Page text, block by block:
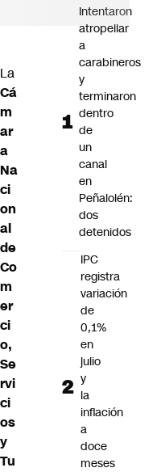
La
Cá
m
ar
a
Na
ci
on
al
de
Co
m
er
ci
o,
Se
rvi
ci
os
y
Tu
Intentaron
atropellar
a
carabineros
y
terminaron
dentro
de
un
canal
en
Peñalolén:
dos
detenidos
IPC
registra
variación
de
0,1%
en
julio
y
la
inflación
a
doce
meses